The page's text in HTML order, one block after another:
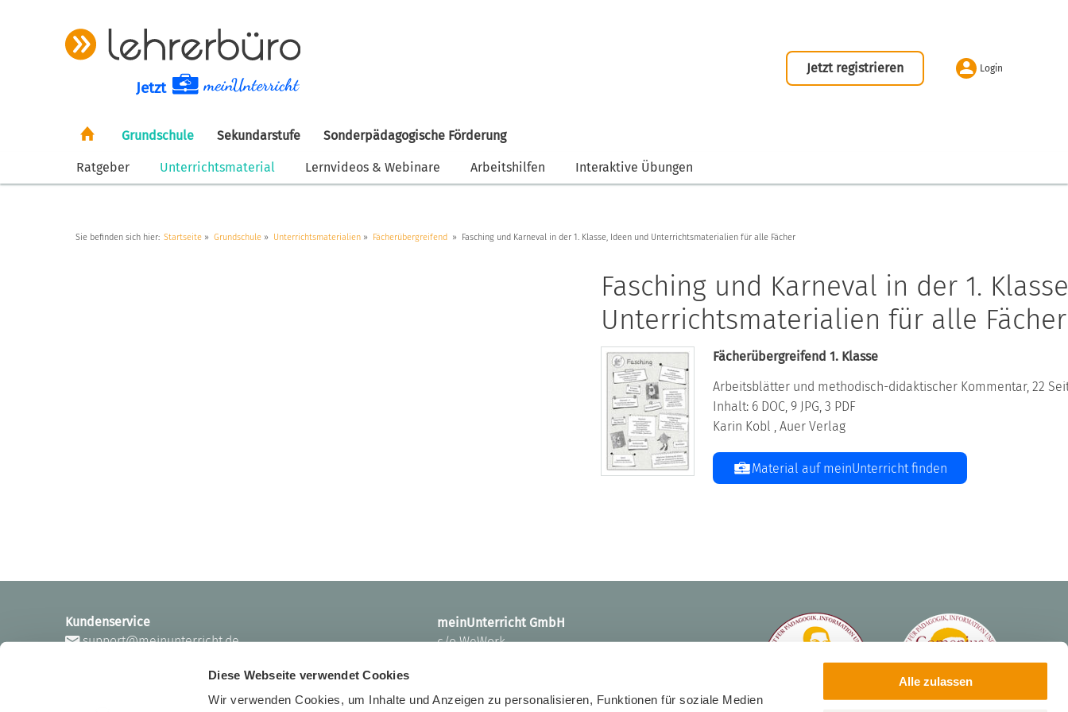
Diese Webseite verwendet Cookies
Wir verwenden Cookies, um Inhalte und Anzeigen zu personalisieren, Funktionen für soziale Medien
Alle zulassen
Jetzt
Jetzt registrieren Login
Grundschule
Ratgeber Unterrichtsmaterial Lernvideos & Webinare Arbeitshilfen Interaktive Übungen
Sekundarstufe Sonderpädagogische Förderung
Sie befinden sich hier: Startseite Grundschule Unterrichtsmaterialien Fächerübergreifend Fasching und Karneval in der 1. Klasse, Ideen und Unterrichtsmaterialien für alle Fächer
Fasching und Karneval in der 1.
Unterrichtsmaterialien für alle Fächer
Fächerübergreifend 1. Klasse
Arbeitsblätter und methodisch-didaktischer Kommentar, 22
Inhalt: 6 DOC, 9 JPG, 3 PDF
Karin Kobl , Auer Verlag
Material auf meinUnterricht finden
Kundenservice
support@meinunterricht.de
meinUnterricht GmbH
c/o WeWork